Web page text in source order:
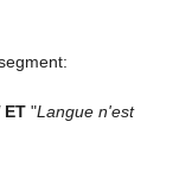
ET "Langue n'est